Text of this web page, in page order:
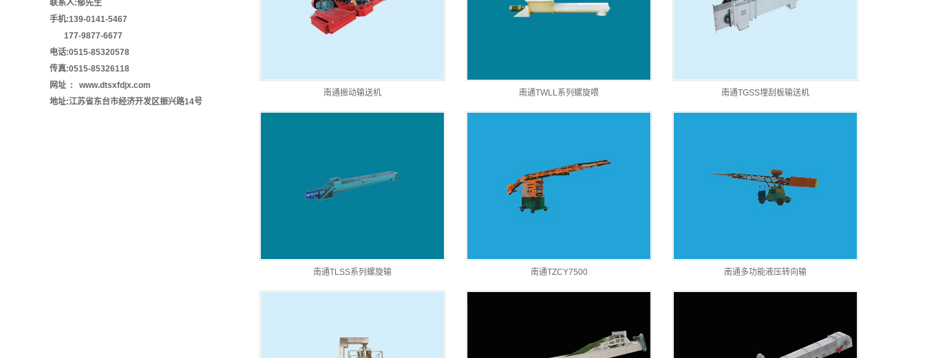
联系人:郁先生
手机:139-0141-5467
177-9877-6677
电话:0515-85320578
传真:0515-85326118
网址 : www.dtsxfdjx.com
地址:江苏省东台市经济开发区振兴路14号
南通振动输送机 南通TWLL系列螺旋喂 南通TGSS埋刮板输送机
南通TLSS系列螺旋输 南通TZCY7500 南通多功能液压转向输